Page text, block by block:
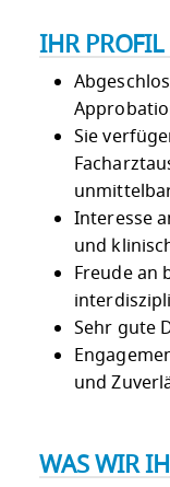
IHR PROFIL
Sie
Interesse
und
Freude an
Sehr gute
und
WAS WIR